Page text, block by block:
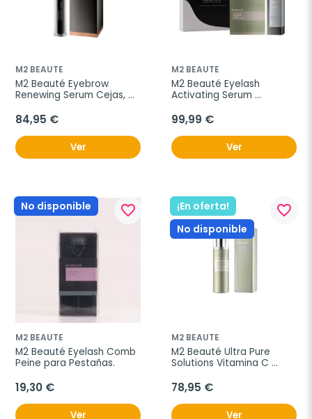
M2 BEAUTE
M2 Beauté Eyebrow
Renewing Serum Cejas,
84,95 €
Ver
M2 BEAUTE
M2 Beauté Eyelash
Activating Serum
99,99 €
Ver
No disponible favorite_border
M2 BEAUTE
M2 Beauté Eyelash Comb
Peine para Pestañas.
19,30 €
Ver
¡En oferta!
No disponible
favorite_border
M2 BEAUTE
M2 Beauté Ultra Pure
Solutions Vitamina C
78,95 €
Ver